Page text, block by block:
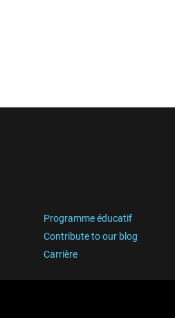
Programme éducatif
Contribute to our blog
Carrière